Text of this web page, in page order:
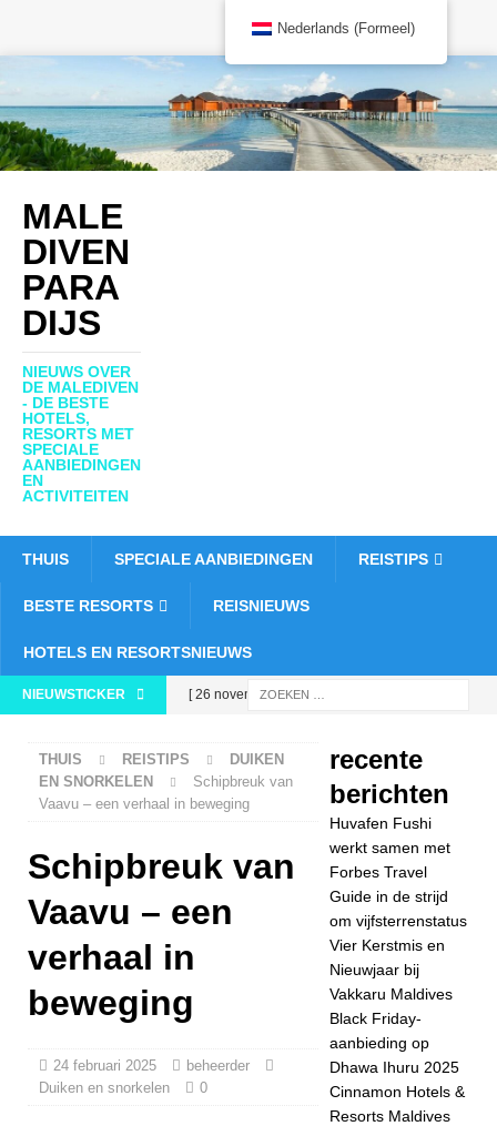
MALE
DIVEN
PARA
DIJS
NIEUWS OVER
DE MALEDIVEN
- DE BESTE
HOTELS,
RESORTS MET
SPECIALE
AANBIEDINGEN
EN
ACTIVITEITEN
THUIS SPECIALE AANBIEDINGEN REISTIPS
BESTE RESORTS REISNIEUWS
HOTELS EN RESORTSNIEUWS
NIEUWSTICKER [ 26 november
Fushi werkt samen
met Forbes Travel
om
vijfsterrenstatus
STERRENHOTEL
[ 24 november
THUIS REISTIPS
DUIKEN
EN SNORKELEN
Schipbreuk van
Vaavu – een verhaal in beweging
Schipbreuk van
Vaavu – een
verhaal in
beweging
24 februari 2025
beheerder
Duiken en snorkelen
0
recente
berichten
Huvafen Fushi
werkt samen met
Forbes Travel
Guide in de strijd
om vijfsterrenstatus
Vier Kerstmis en
Nieuwjaar bij
Vakkaru Maldives
Black Friday-
aanbieding op
Dhawa Ihuru 2025
Cinnamon Hotels &
Resorts Maldives
Nederlands (Formeel)